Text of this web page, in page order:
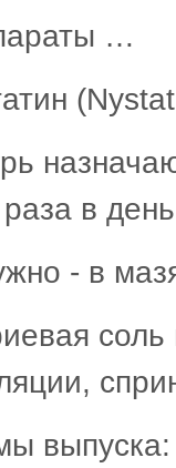
…
в
- в
соль
выпуска: